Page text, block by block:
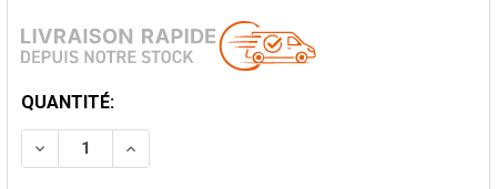
STOCK
ACTUEL:
QUANTITÉ:
DIMINUER LA QUANTITÉ DE BRIDE DE SERRAGE
AUGMENTER LA QUANTITÉ DE BRIDE DE